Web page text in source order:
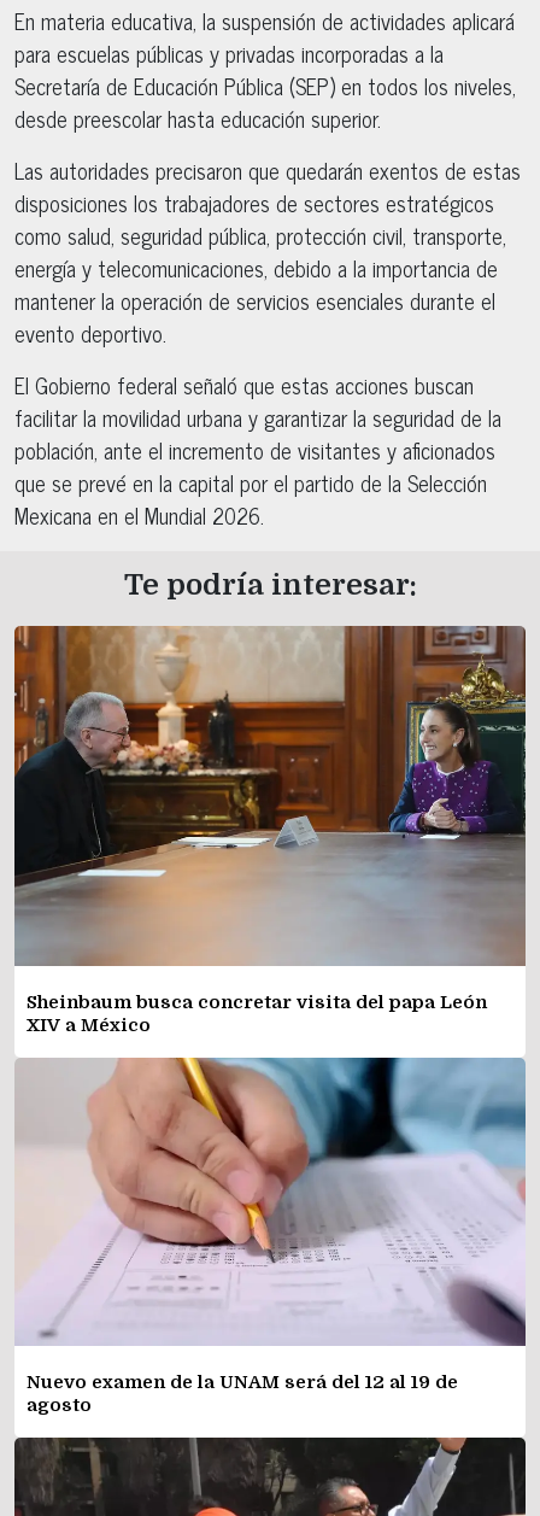
En materia educativa, la suspensión de actividades aplicará
para escuelas públicas y privadas incorporadas a la
Secretaría de Educación Pública (SEP) en todos los niveles,
desde preescolar hasta educación superior.
Las autoridades precisaron que quedarán exentos de estas
disposiciones los trabajadores de sectores estratégicos
como salud, seguridad pública, protección civil, transporte,
energía y telecomunicaciones, debido a la importancia de
mantener la operación de servicios esenciales durante el
evento deportivo.
El Gobierno federal señaló que estas acciones buscan
facilitar la movilidad urbana y garantizar la seguridad de la
población, ante el incremento de visitantes y aficionados
que se prevé en la capital por el partido de la Selección
Mexicana en el Mundial 2026.
Te podría interesar:
Sheinbaum busca concretar visita del papa León
XIV a México
Nuevo examen de la UNAM será del 12 al 19 de
agosto